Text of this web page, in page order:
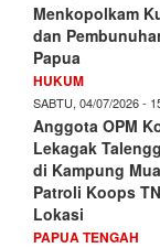
Menkopolkam
dan
Papua
HUKUM
SABTU, 04/07/2026 -
Anggota OPM
Lekagak
di Kampung
Patroli Koops
Lokasi
PAPUA TENGAH